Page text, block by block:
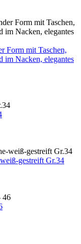
Form mit Taschen,
im Nacken, elegantes
gestreift Gr.34